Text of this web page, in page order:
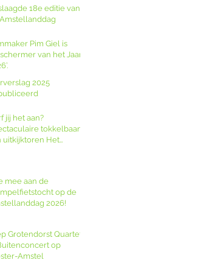
18e editie van
Pim Giel is
van het Jaar
2025
jij het aan?
tokkelbaan
uitkijktoren Het
mee aan de
op de
2026!
Grotendorst Quartet
op
Amstel